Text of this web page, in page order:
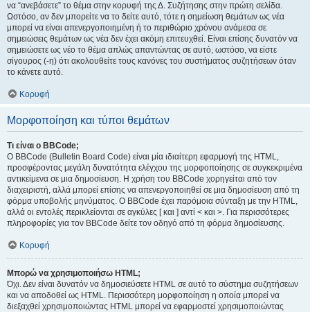
να “ανεβάσετε” το θέμα στην κορυφή της Δ. Συζήτησης στην πρώτη σελίδα.
Ωστόσο, αν δεν μπορείτε να το δείτε αυτό, τότε η σημείωση θεμάτων ως νέα
μπορεί να είναι απενεργοποιημένη ή το περιθώριο χρόνου ανάμεσα σε
σημειώσεις θεμάτων ως νέα δεν έχει ακόμη επιτευχθεί. Είναι επίσης δυνατόν να
σημειώσετε ως νέο το θέμα απλώς απαντώντας σε αυτό, ωστόσο, να είστε
σίγουρος (-η) ότι ακολουθείτε τους κανόνες του συστήματος συζητήσεων όταν
το κάνετε αυτό.
Κορυφή
Μορφοποίηση και τύποι θεμάτων
Τι είναι ο BBCode;
Ο BBCode (Bulletin Board Code) είναι μία ιδιαίτερη εφαρμογή της HTML,
προσφέροντας μεγάλη δυνατότητα ελέγχου της μορφοποίησης σε συγκεκριμένα
αντικείμενα σε μια δημοσίευση. Η χρήση του BBCode χορηγείται από τον
διαχειριστή, αλλά μπορεί επίσης να απενεργοποιηθεί σε μια δημοσίευση από τη
φόρμα υποβολής μηνύματος. Ο BBCode έχει παρόμοια σύνταξη με την HTML,
αλλά οι εντολές περικλείονται σε αγκύλες [ και ] αντί < και >. Για περισσότερες
πληροφορίες για τον BBCode δείτε τον οδηγό από τη φόρμα δημοσίευσης.
Κορυφή
Μπορώ να χρησιμοποιήσω HTML;
Όχι. Δεν είναι δυνατόν να δημοσιεύσετε HTML σε αυτό το σύστημα συζητήσεων
και να αποδοθεί ως HTML. Περισσότερη μορφοποίηση η οποία μπορεί να
διεξαχθεί χρησιμοποιώντας HTML μπορεί να εφαρμοστεί χρησιμοποιώντας